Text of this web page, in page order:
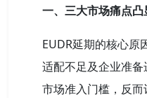
一、三大市场痛点
EUDR延期的核心原
适配不足及企业准
市场准入门槛，反